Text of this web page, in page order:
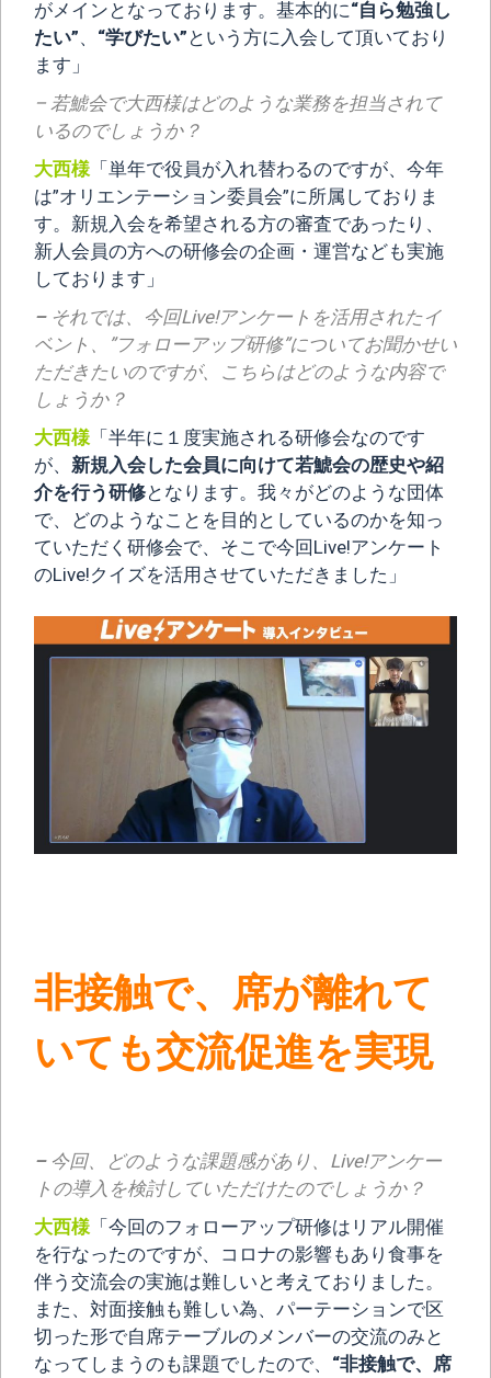
がメインとなっております。基本的に“自ら勉強し
たい”、 “学びたい” という方に入会して頂いており
ます」
– 若鯱会で大西様はどのような業務を担当されて
いるのでしょうか？
大西様 「単年で役員が入れ替わるのですが、今年
は”オリエンテーション委員会”に所属しておりま
す。新規入会を希望される方の審査であったり、
新人会員の方への研修会の企画・運営なども実施
しております」
– それでは、今回Live!アンケートを活用されたイ
ベント、”フォローアップ研修”についてお聞かせい
ただきたいのですが、こちらはどのような内容で
しょうか？
大西様 「半年に１度実施される研修会なのです
が、 新規入会した会員に向けて若鯱会の歴史や紹
介を行う研修となります。我々がどのような団体
で、どのようなことを目的としているのかを知っ
ていただく研修会で、そこで今回Live!アンケート
のLive!クイズを活用させていただきました」
非接触で、席が離れて
いても交流促進を実現
– 今回、どのような課題感があり、Live!アンケー
トの導入を検討していただけたのでしょうか？
大西様 「今回のフォローアップ研修はリアル開催
を行なったのですが、コロナの影響もあり食事を
伴う交流会の実施は難しいと考えておりました。
また、対面接触も難しい為、パーテーションで区
切った形で自席テーブルのメンバーの交流のみと
なってしまうのも課題でしたので、 “非接触で、席